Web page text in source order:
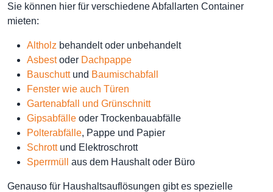
Sie können hier für verschiedene Abfallarten Container
mieten:
Altholz behandelt oder unbehandelt
Asbestoder Dachpappe
Bauschuttund Baumischabfall
Fenster wie auch Türen
Gartenabfall und Grünschnitt
Gipsabfälle oder Trockenbauabfälle
Polterabfälle, Pappe und Papier
Schrottund Elektroschrott
Sperrmüll
aus dem Haushalt oder Büro
Genauso für Haushaltsauflösungen gibt es spezielle